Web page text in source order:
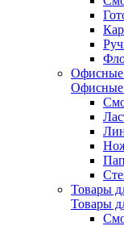
Офисные
Офисные
Товары
Товары